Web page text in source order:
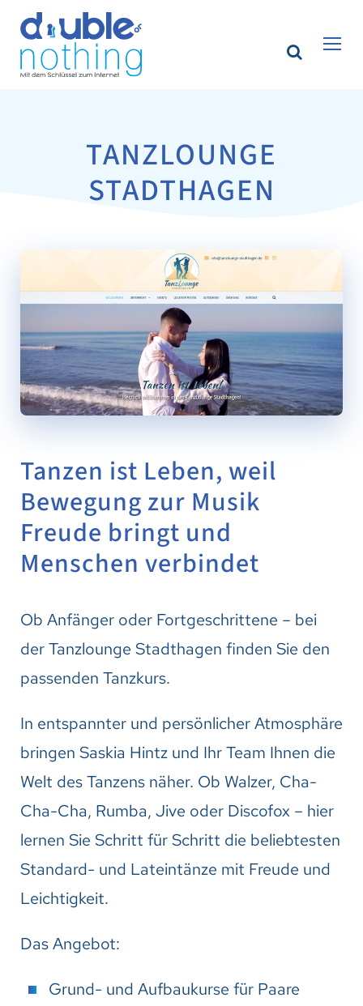
TANZLOUNGE
STADTHAGEN
Tanzen ist Leben, weil
Bewegung zur Musik
Freude bringt und
Menschen verbindet
Ob Anfänger oder Fortgeschrittene – bei
der Tanzlounge Stadthagen finden Sie den
passenden Tanzkurs.
In entspannter und persönlicher Atmosphäre
bringen Saskia Hintz und Ihr Team Ihnen die
Welt des Tanzens näher. Ob Walzer, Cha-
Cha-Cha, Rumba, Jive oder Discofox – hier
lernen Sie Schritt für Schritt die beliebtesten
Standard- und Lateintänze mit Freude und
Leichtigkeit.
Das Angebot:
Grund- und Aufbaukurse für Paare